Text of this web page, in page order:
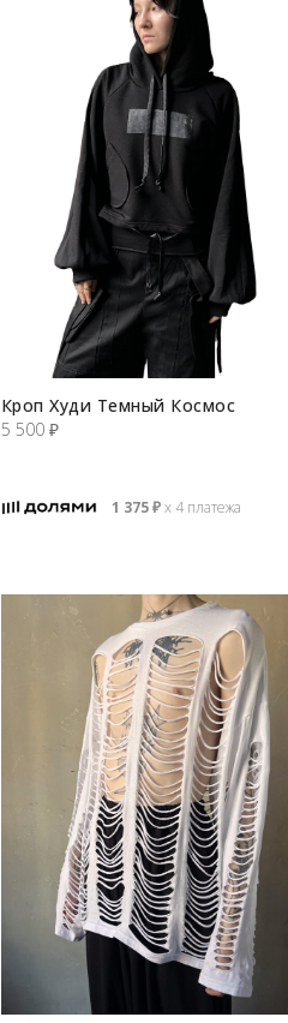
Кроп Худи Темный Космос
5 500 ₽
1 375₽х 4 платежа